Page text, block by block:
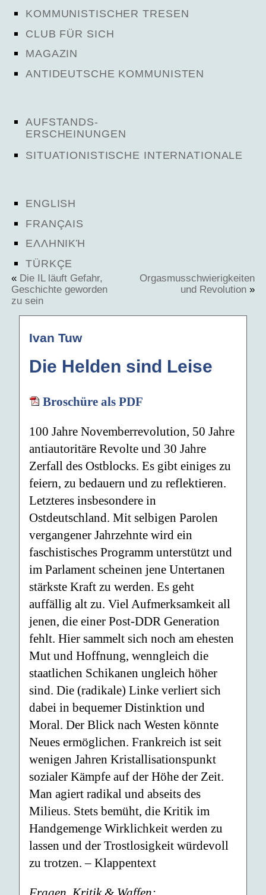
KOMMUNISTISCHER TRESEN
CLUB FÜR SICH
MAGAZIN
ANTIDEUTSCHE KOMMUNISTEN
AUFSTANDS-
ERSCHEINUNGEN
SITUATIONISTISCHE INTERNATIONALE
ENGLISH
FRANÇAIS
ΕΛΛΗΝΙΚΉ
TÜRKÇE
« Die IL läuft Gefahr,
Geschichte geworden
zu sein
Orgasmusschwierigkeiten
und Revolution »
Ivan Tuw
Die Helden sind Leise
Broschüre als PDF
100 Jahre Novemberrevolution, 50 Jahre
antiautoritäre Revolte und 30 Jahre
Zerfall des Ostblocks. Es gibt einiges zu
feiern, zu bedauern und zu reflektieren.
Letzteres insbesondere in
Ostdeutschland. Mit selbigen Parolen
vergangener Jahrzehnte wird ein
faschistisches Programm unterstützt und
im Parlament scheinen jene Untertanen
stärkste Kraft zu werden. Es geht
auffällig alt zu. Viel Aufmerksamkeit all
jenen, die einer Post-DDR Generation
fehlt. Hier sammelt sich noch am ehesten
Mut und Hoffnung, wenngleich die
staatlichen Schikanen ungleich höher
sind. Die (radikale) Linke verliert sich
dabei in bequemer Distinktion und
Moral. Der Blick nach Westen könnte
Neues ermöglichen. Frankreich ist seit
wenigen Jahren Kristallisationspunkt
sozialer Kämpfe auf der Höhe der Zeit.
Man agiert radikal und abseits des
Milieus. Stets bemüht, die Kritik im
Handgemenge Wirklichkeit werden zu
lassen und der Trostlosigkeit würdevoll
zu trotzen. – Klappentext